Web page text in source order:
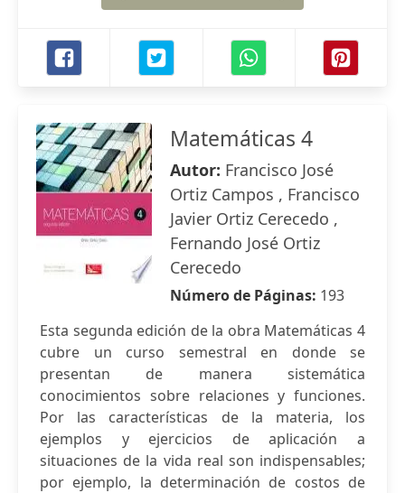
Matemáticas 4
Autor: Francisco José
Ortiz Campos , Francisco
Javier Ortiz Cerecedo ,
Fernando José Ortiz
Cerecedo
Número de Páginas: 193
Esta segunda edición de la obra Matemáticas 4
cubre un curso semestral en donde se
presentan de manera sistemática
conocimientos sobre relaciones y funciones.
Por las características de la materia, los
ejemplos y ejercicios de aplicación a
situaciones de la vida real son indispensables;
por ejemplo, la determinación de costos de